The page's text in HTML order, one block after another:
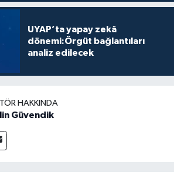
UYAP’ta yapay zekâ
dönemi:Örgüt bağlantıları
analiz edilecek
HAKKINDA
Güvendik